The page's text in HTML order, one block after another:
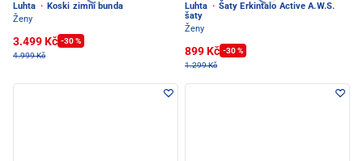
Luhta · Koski zimní bunda
Ženy
3.499 Kč -30 %
4.999 Kč
Luhta · Šaty Erkintalo Active A.W.S.
šaty
Ženy
899 Kč -30 %
1.299 Kč